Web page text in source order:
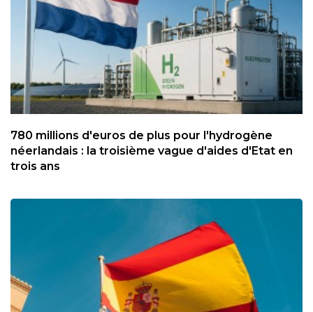
780 millions d'euros de plus pour l'hydrogène
néerlandais : la troisième vague d'aides d'Etat en
trois ans